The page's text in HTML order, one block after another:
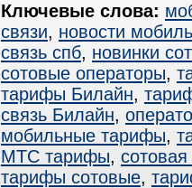
Ключевые слова:
связи, новости
связь спб, новинки
сотовые операторы,
тарифы Билайн,
связь Билайн,
мобильные тарифы,
МТС тарифы,
тарифы сотовые,